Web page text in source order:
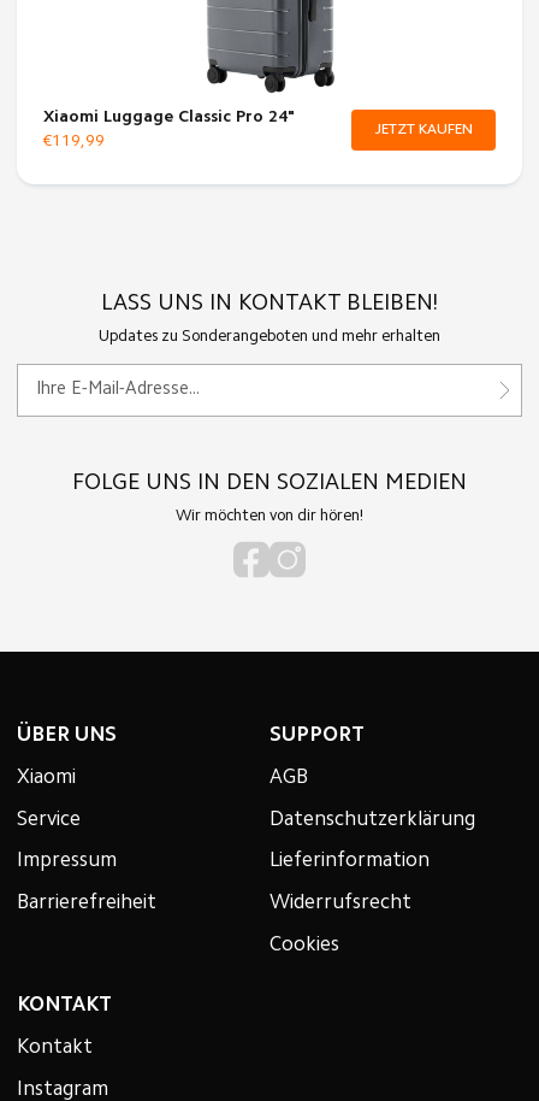
Xiaomi Luggage Classic Pro 24"
€119,99
JETZT KAUFEN
LASS UNS IN KONTAKT BLEIBEN!
Updates zu Sonderangeboten und mehr erhalten
FOLGE UNS IN DEN SOZIALEN MEDIEN
Wir möchten von dir hören!
ÜBER UNS
Xiaomi
Service
Impressum
Barrierefreiheit
SUPPORT
AGB
Datenschutzerklärung
Lieferinformation
Widerrufsrecht
Cookies
KONTAKT
Kontakt
Instagram